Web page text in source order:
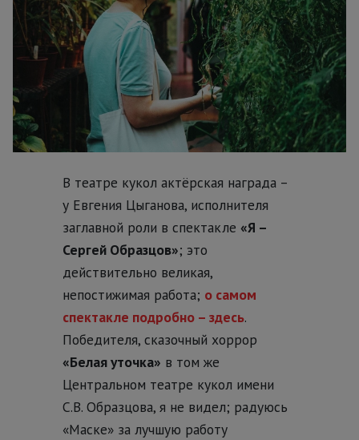
В театре кукол актёрская награда –
у Евгения Цыганова, исполнителя
заглавной роли в спектакле «Я –
Сергей Образцов»; это
действительно великая,
непостижимая работа; о самом
спектакле подробно – здесь.
Победителя, сказочный хоррор
«Белая уточка» в том же
Центральном театре кукол имени
С.В. Образцова, я не видел; радуюсь
«Маске» за лучшую работу